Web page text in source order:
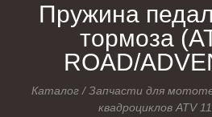
Пружина
тормоза
ROAD/
Каталог /Запчасти для
квадроциклов ATV